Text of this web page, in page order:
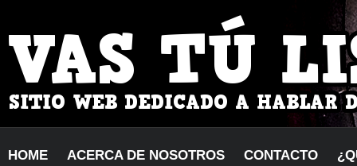
HOME ACERCA DE NOSOTROS CONTACTO